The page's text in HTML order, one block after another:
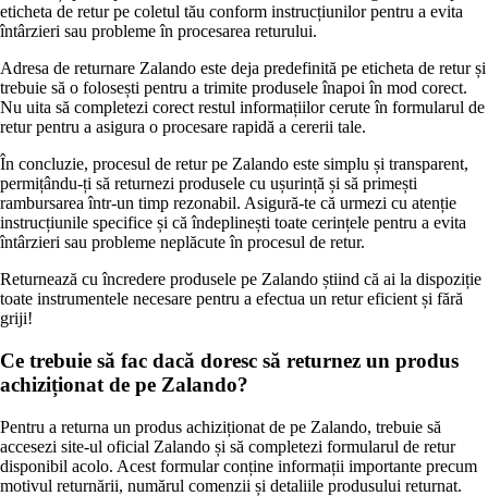
eticheta de retur pe coletul tău conform instrucțiunilor pentru a evita
întârzieri sau probleme în procesarea returului.
Adresa de returnare Zalando este deja predefinită pe eticheta de retur și
trebuie să o folosești pentru a trimite produsele înapoi în mod corect.
Nu uita să completezi corect restul informațiilor cerute în formularul de
retur pentru a asigura o procesare rapidă a cererii tale.
În concluzie, procesul de retur pe Zalando este simplu și transparent,
permițându-ți să returnezi produsele cu ușurință și să primești
rambursarea într-un timp rezonabil. Asigură-te că urmezi cu atenție
instrucțiunile specifice și că îndeplinești toate cerințele pentru a evita
întârzieri sau probleme neplăcute în procesul de retur.
Returnează cu încredere produsele pe Zalando știind că ai la dispoziție
toate instrumentele necesare pentru a efectua un retur eficient și fără
griji!
Ce trebuie să fac dacă doresc să returnez un produs
achiziționat de pe Zalando?
Pentru a returna un produs achiziționat de pe Zalando, trebuie să
accesezi site-ul oficial Zalando și să completezi formularul de retur
disponibil acolo. Acest formular conține informații importante precum
motivul returnării, numărul comenzii și detaliile produsului returnat.